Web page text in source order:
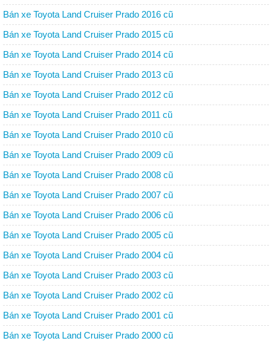
Bán xe Toyota Land Cruiser Prado 2016 cũ
Bán xe Toyota Land Cruiser Prado 2015 cũ
Bán xe Toyota Land Cruiser Prado 2014 cũ
Bán xe Toyota Land Cruiser Prado 2013 cũ
Bán xe Toyota Land Cruiser Prado 2012 cũ
Bán xe Toyota Land Cruiser Prado 2011 cũ
Bán xe Toyota Land Cruiser Prado 2010 cũ
Bán xe Toyota Land Cruiser Prado 2009 cũ
Bán xe Toyota Land Cruiser Prado 2008 cũ
Bán xe Toyota Land Cruiser Prado 2007 cũ
Bán xe Toyota Land Cruiser Prado 2006 cũ
Bán xe Toyota Land Cruiser Prado 2005 cũ
Bán xe Toyota Land Cruiser Prado 2004 cũ
Bán xe Toyota Land Cruiser Prado 2003 cũ
Bán xe Toyota Land Cruiser Prado 2002 cũ
Bán xe Toyota Land Cruiser Prado 2001 cũ
Bán xe Toyota Land Cruiser Prado 2000 cũ